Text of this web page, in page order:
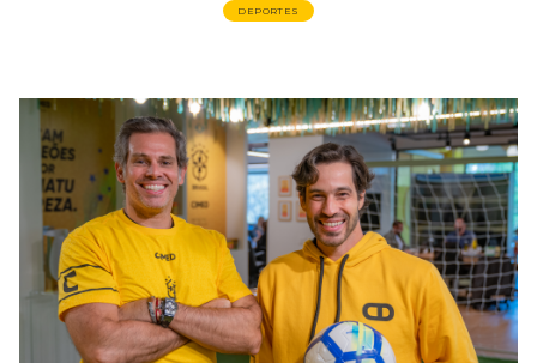
DEPORTES